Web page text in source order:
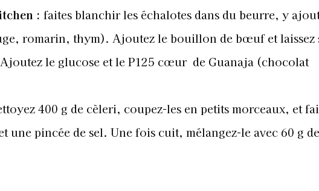
: faites blanchir les échalotes dans du beurre, y
romarin, thym). Ajoutez le bouillon de bœuf et laissez
le glucose et le P125 cœur de Guanaja (chocolat
400 g de cèleri, coupez-les en petits morceaux, et
une pincée de sel. Une fois cuit, mélangez-le avec 60 g de